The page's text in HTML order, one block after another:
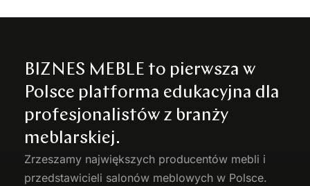
BIZNES MEBLE to pierwsza w
Polsce platforma edukacyjna dla
profesjonalistów z branży
meblarskiej.
Zrzeszamy największych producentów mebli i
przedstawicieli salonów meblowych w Polsce.